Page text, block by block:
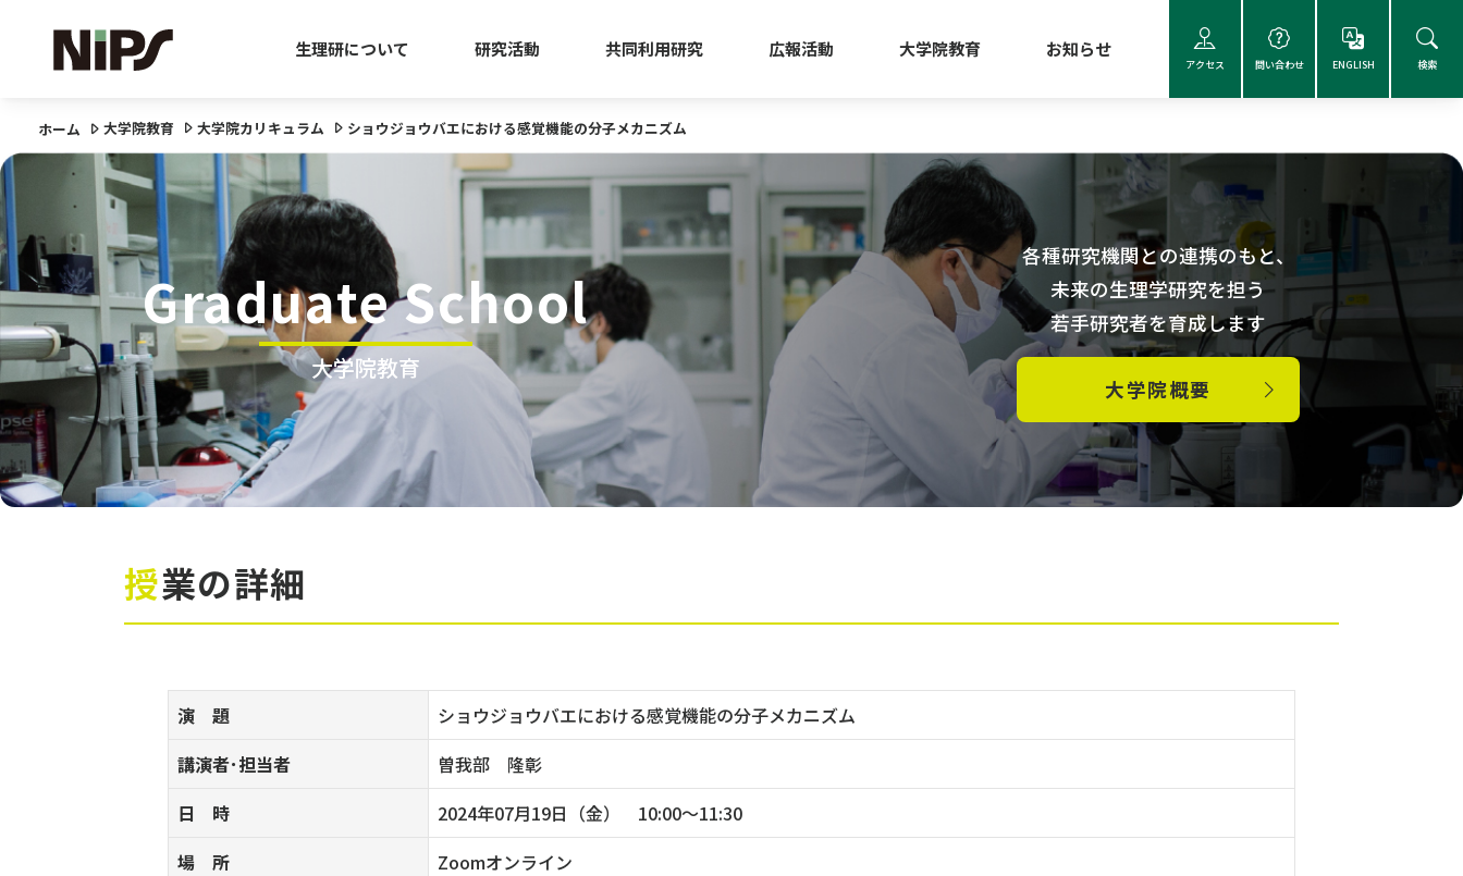
生理研について 研究活動 共同利用研究 広報活動 大学院教育 お知らせ
アクセス 問い合わせ ENGLISH 検索
ホーム 大学院教育 大学院カリキュラム ショウジョウバエにおける感覚機能の分子メカニズム
Graduate School
大学院教育
各種研究機関との連携のもと、
未来の生理学研究を担う
若手研究者を育成します
大学院概要
授業の詳細
演 題
ショウジョウバエにおける感覚機能の分子メカニズム
講演者･担当者
曽我部 隆彰
日 時
2024年07月19日（金） 10:00〜11:30
場 所
Zoomオンライン